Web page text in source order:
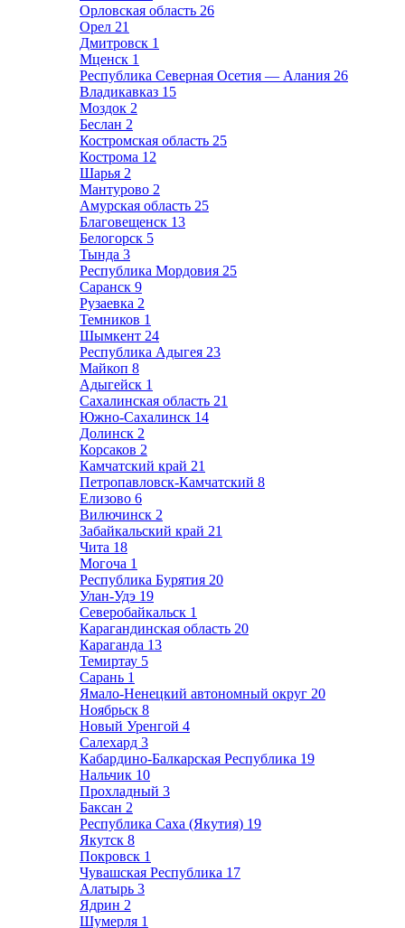
Орловская область 26
Орел 21
Дмитровск 1
Мценск 1
Республика Северная Осетия — Алания 26
Владикавказ 15
Моздок 2
Беслан 2
Костромская область 25
Кострома 12
Шарья 2
Мантурово 2
Амурская область 25
Благовещенск 13
Белогорск 5
Тында 3
Республика Мордовия 25
Саранск 9
Рузаевка 2
Темников 1
Шымкент 24
Республика Адыгея 23
Майкоп 8
Адыгейск 1
Сахалинская область 21
Южно-Сахалинск 14
Долинск 2
Корсаков 2
Камчатский край 21
Петропавловск-Камчатский 8
Елизово 6
Вилючинск 2
Забайкальский край 21
Чита 18
Могоча 1
Республика Бурятия 20
Улан-Удэ 19
Северобайкальск 1
Карагандинская область 20
Караганда 13
Темиртау 5
Сарань 1
Ямало-Ненецкий автономный округ 20
Ноябрьск 8
Новый Уренгой 4
Салехард 3
Кабардино-Балкарская Республика 19
Нальчик 10
Прохладный 3
Баксан 2
Республика Саха (Якутия) 19
Якутск 8
Покровск 1
Чувашская Республика 17
Алатырь 3
Ядрин 2
Шумерля 1